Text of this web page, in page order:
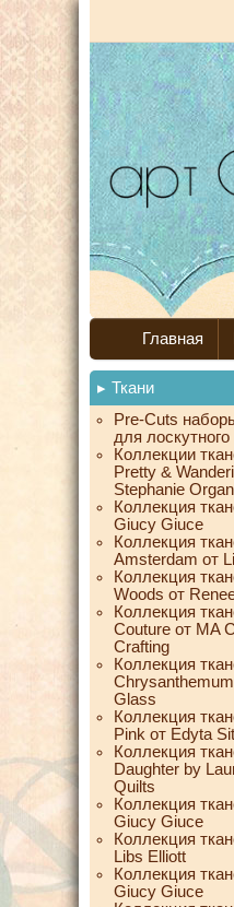
Главная
Ткани
Pre-Cuts
для
Коллекции
Pretty &
Stephanie
Коллекция
Giucy Giuce
Коллекция
Amsterdam от
Коллекция
Woods от
Коллекция
Couture от MA
Crafting
Коллекция
Glass
Коллекция
Pink от Edyta
Коллекция
Daughter by
Quilts
Коллекция
Giucy Giuce
Коллекция
Libs Elliott
Коллекция
Giucy Giuce